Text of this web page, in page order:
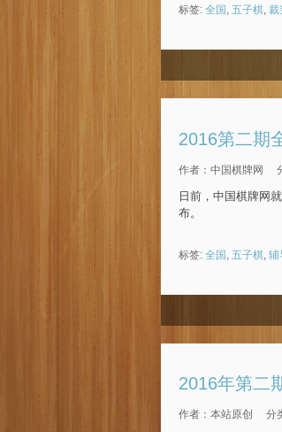
标签: 全国 , 五子棋, 裁
2016第二期
作者：中国棋牌网
日前，中国棋牌网
布。
标签: 全国 五子棋 辅
2016年第二
作者：本站原创 分